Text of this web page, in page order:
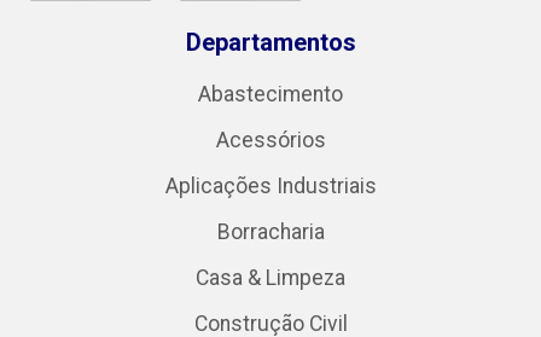
Departamentos
Abastecimento
Acessórios
Aplicações Industriais
Borracharia
Casa & Limpeza
Construção Civil